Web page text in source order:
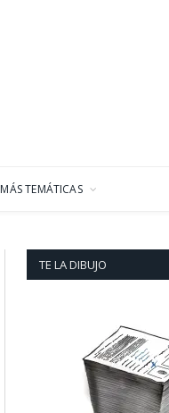
MÁS TEMÁTICAS
TE LA DIBUJO